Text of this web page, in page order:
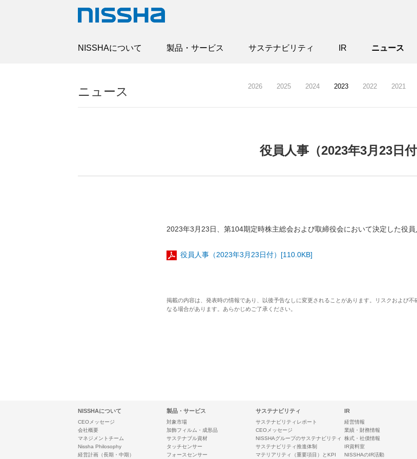
NISSHAについて 製品・サービス サステナビリティ IR ニュース
ニュース 2026 2025 2024 2023 2022 2021
役員人事（2023年3月23日付
2023年3月23日、第104期定時株主総会および取締役会において決定した役員
役員人事（2023年3月23日付）[110.0KB]
掲載の内容は、発表時の情報であり、以後予告なしに変更されることがあります。リスクおよび
なる場合があります。あらかじめご了承ください。
NISSHAについて
CEOメッセージ
会社概要
マネジメントチーム
Nissha Philosophy
経営計画（長期・中期）
製品・サービス
対象市場
加飾フィルム・成形品
サステナブル資材
タッチセンサー
フォースセンサー
サステナビリティ
サステナビリティレポート
CEOメッセージ
NISSHAグループのサステナビリティ
サステナビリティ推進体制
マテリアリティ（重要項目）とKPI
IR
経営情報
業績・財務情報
株式・社債情報
IR資料室
NISSHAのIR活動